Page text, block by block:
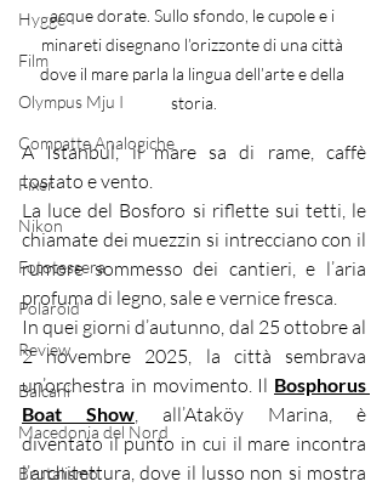
Hygge
Film
Olympus Mju I
Compatte Analogiche
Fixer
Nikon
Fototessera
Polaroid
Review
Balcani
Macedonia del Nord
Brutalismo
acque dorate. Sullo sfondo, le cupole e i
minareti disegnano l’orizzonte di una città
dove il mare parla la lingua dell’arte e della
storia.
A Istanbul, il mare sa di rame, caffè
tostato e vento.
La luce del Bosforo si riflette sui tetti, le
chiamate dei muezzin si intrecciano con il
rumore sommesso dei cantieri, e l’aria
profuma di legno, sale e vernice fresca.
In quei giorni d’autunno, dal 25 ottobre al
2 novembre 2025, la città sembrava
un’orchestra in movimento. Il Bosphorus
Boat Show, all’Ataköy Marina, è
diventato il punto in cui il mare incontra
l’architettura, dove il lusso non si mostra